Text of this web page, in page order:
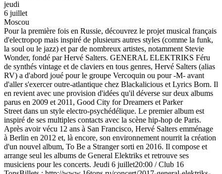
jeudi
6 juillet
Moscou
Pour la première fois en Russie, découvrez le projet musical français
d'electropop mais inspiré de plusieurs autres styles (comme la funk,
la soul ou le jazz) et par de nombreux artistes, notamment Stevie
Wonder, fondé par Hervé Salters. GENERAL ELEKTRIKS Féru
de synthés vintage et de claviers en tous genres, Hervé Salters (alias
RV) a d'abord joué pour le groupe Vercoquin ou pour -M- avant
d'aller s'exercer outre-atlantique chez Blackalicious et Lyrics Born. Il
en revient avec une provision d'idées qu'il déverse sur deux albums
parus en 2009 et 2011, Good City for Dreamers et Parker
Street dans un style electro-psychédélique. Le premier album est
inspiré de ses multiples contacts avec la scène hip-hop de Paris.
Après avoir vécu 12 ans à San Francisco, Hervé Salters emménage
à Berlin en 2012 et, là encore, son environnement nourrit la création
d'un nouvel album, To Be a Stranger sorti en 2016. Il compose et
arrange seul les albums de General Elektriks et retrouve ses
musiciens pour les concerts. Jeudi 6 juillet20:00 / Club 16